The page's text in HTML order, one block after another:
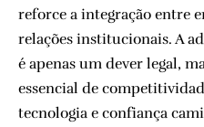
reforce a integração entre
relações institucionais. A
é apenas um dever legal,
essencial de
tecnologia e confiança